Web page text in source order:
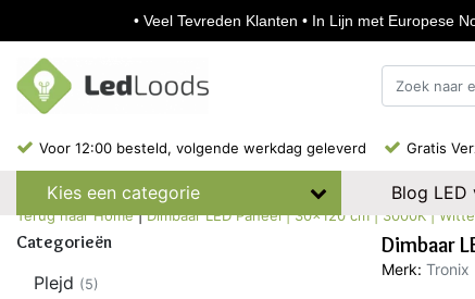
Voor 12:00 besteld, volgende werkdag geleverd Gratis
Kies een categorie Blog
Terug naar Home|Dimbaar LED Paneel | 30x120 cm | 3000K |
Categorieën
Plejd (5)
Dimbaar
Merk: Tronix
• Veel Tevreden Klanten • In Lijn met Europese